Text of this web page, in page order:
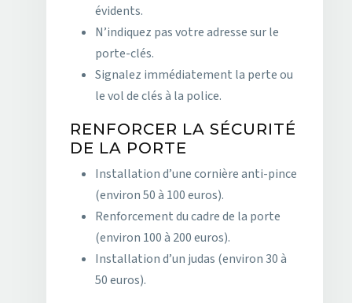
évidents.
N’indiquez pas votre adresse sur le
porte-clés.
Signalez immédiatement la perte ou
le vol de clés à la police.
RENFORCER LA SÉCURITÉ
DE LA PORTE
Installation d’une cornière anti-pince
(environ 50 à 100 euros).
Renforcement du cadre de la porte
(environ 100 à 200 euros).
Installation d’un judas (environ 30 à
50 euros).